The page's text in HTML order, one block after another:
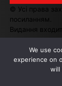
© Усі права
посиланням.
Видання
We use
experience on
will